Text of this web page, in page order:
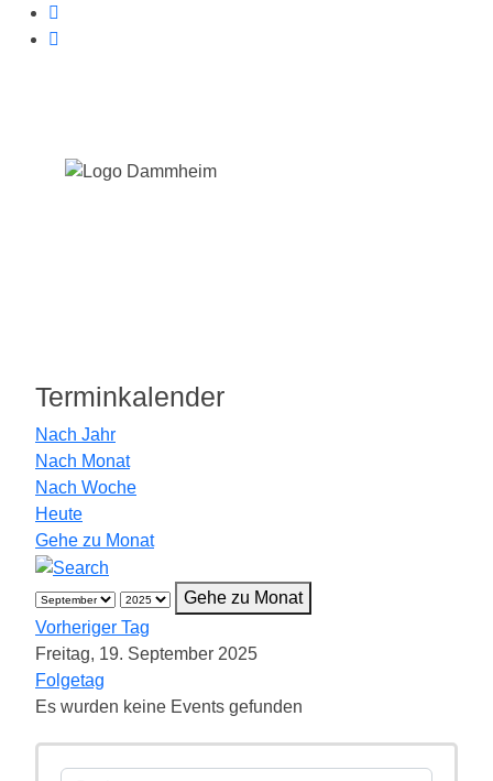
Terminkalender
Nach Jahr
Nach Monat
Nach Woche
Heute
Gehe zu Monat
Gehe zu Monat
Vorheriger Tag
Freitag, 19. September 2025
Folgetag
Es wurden keine Events gefunden